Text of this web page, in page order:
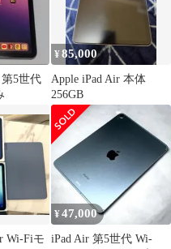
5世代
¥85,000
Apple iPad Air 本体
256GB
Wi-Fiモ
¥47,000
iPad Air 第5世代 Wi-